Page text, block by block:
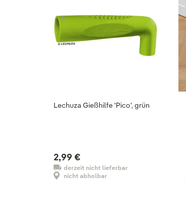
Lechuza Gießhilfe 'Pico', grün
2,99 €
derzeit nicht lieferbar
nicht abholbar